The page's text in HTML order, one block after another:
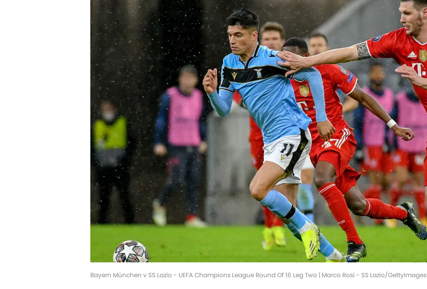
Bayern München v SS Lazio - UEFA Champions League Round Of 16 Leg Two | Marco Rosi - SS Lazio/GettyImages